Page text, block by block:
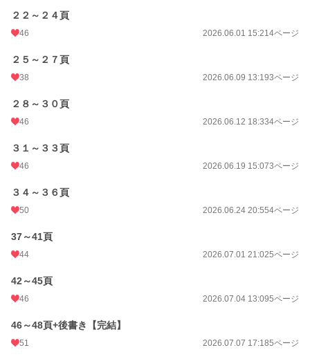
２２～２４頁
46 2026.06.01 15:214ページ
２５～２７頁
38 2026.06.09 13:193ページ
２８～３０頁
46 2026.06.12 18:334ページ
３１～３３頁
46 2026.06.19 15:073ページ
３４～３６頁
50 2026.06.24 20:554ページ
37～41頁
44 2026.07.01 21:025ページ
42～45頁
46 2026.07.04 13:095ページ
46～48頁+後書き【完結】
51 2026.07.07 17:185ページ